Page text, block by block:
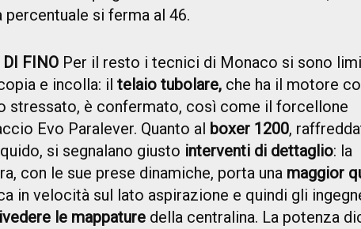
percentuale si ferma al 46.
DI FINO Per il resto i tecnici di Monaco si sono
e incolla: il telaio tubolare, che ha il motore
stressato, è confermato, così come il forcellone
Evo Paralever. Quanto al boxer 1200,
si segnalano giusto interventi di dettaglio: la
con le sue prese dinamiche, porta una maggior
in velocità sul lato aspirazione e quindi gli
le mappature della centralina. La potenza